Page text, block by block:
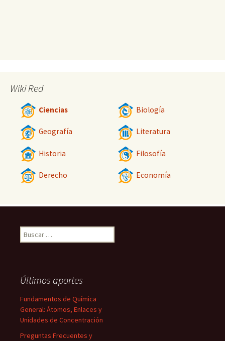
Wiki Red
Ciencias Biología
Geografía Literatura
Historia Filosofía
Derecho Economía
Buscar:
Últimos aportes
Fundamentos de Química
General: Átomos, Enlaces y
Unidades de Concentración
Preguntas Frecuentes y